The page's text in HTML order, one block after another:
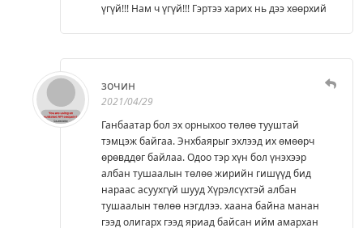
үгүй!!! Нам ч үгүй!!! Гэртээ харих нь дээ хөөрхий
зочин
2021/04/29
Ганбаатар бол эх орныхоо төлөө тууштай
тэмцэж байгаа. Энхбаярыг эхлээд их өмөөрч
өрөвддөг байлаа. Одоо тэр хүн бол үнэхээр
албан тушаалын төлөө жирийн гишүүд бид
нараас асуухгүй шууд Хүрэлсүхтэй албан
тушаалын төлөө нэгдлээ. хаана байна манан
гээд олигарх гээд яриад байсан ийм амархан